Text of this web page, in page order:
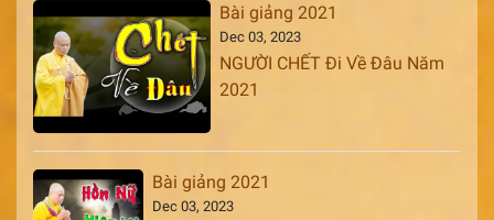
Bài giảng 2021
Dec 03, 2023
NGƯỜI CHẾT Đi Về Đâu Năm
2021
Bài giảng 2021
Dec 03, 2023